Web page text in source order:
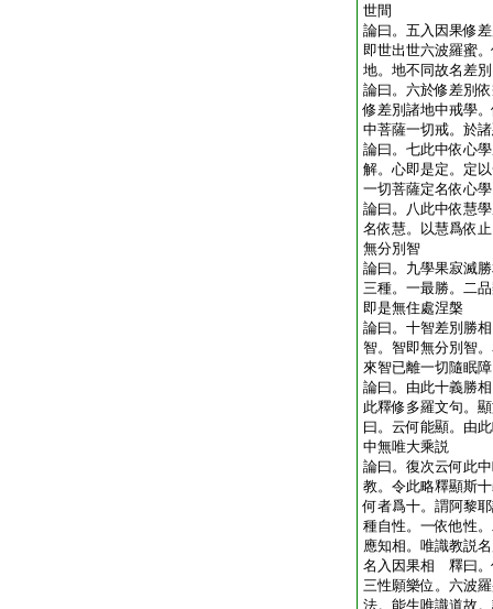
世間
論曰。五入因果修
即世出世六波羅蜜
地。地不同故名差
論曰。六於修差別
修差別諸地中戒學
中菩薩一切戒。於
論曰。七此中依心
解。心即是定。定
一切菩薩定名依心學
論曰。八此中依慧
名依慧。以慧爲依
無分別智
論曰。九學果寂滅
三種。一最勝。二
即是無住處涅槃
論曰。十智差別勝
智。智即無分別智
來智已離一切隨眠
論曰。由此十義勝
此釋修多羅文句。
曰。云何能顯。由
中無唯大乘説
論曰。復次云何此
教。令此略釋顯斯
何者爲十。謂阿黎
種自性。一依他性
應知相。唯識教説
名入因果相 釋曰。
三性願樂位。六波
法。能生唯識道故